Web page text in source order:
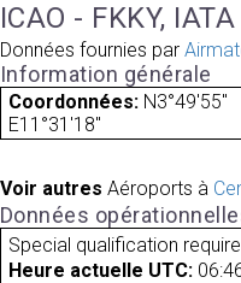
ICAO - FKKY,
Données fournies par
Information générale
Coordonnées: N3°49'55"
E11°31'18"
Voir autres Aéroports à
Données
Special qualification
Heure actuelle UTC: